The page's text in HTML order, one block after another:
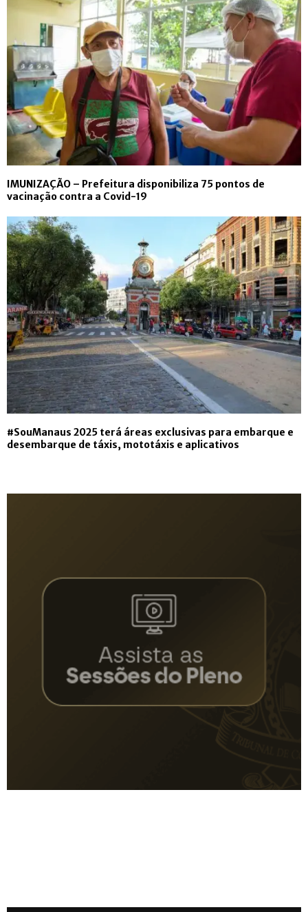
IMUNIZAÇÃO – Prefeitura disponibiliza 75 pontos de
vacinação contra a Covid-19
#SouManaus 2025 terá áreas exclusivas para embarque e
desembarque de táxis, mototáxis e aplicativos